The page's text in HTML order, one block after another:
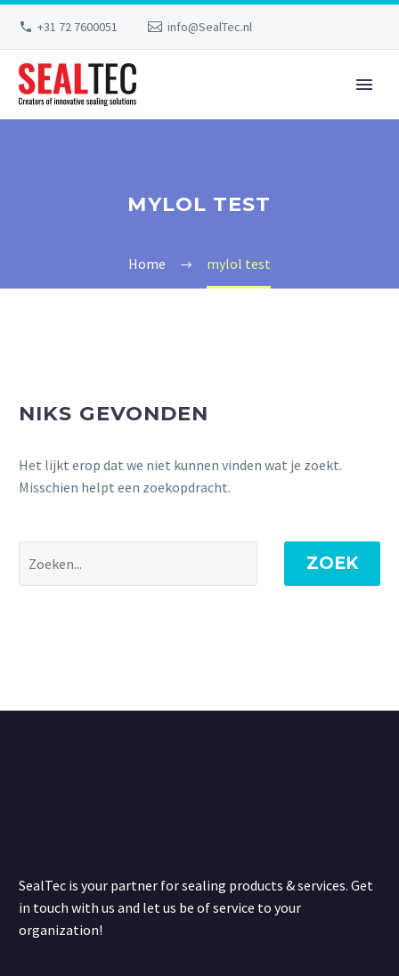
+31 72 7600051 info@SealTec.nl
MYLOL TEST
Home mylol test
NIKS GEVONDEN
Het lijkt erop dat we niet kunnen vinden wat je zoekt.
Misschien helpt een zoekopdracht.
ZOEK
SealTec is your partner for sealing products & services. Get
in touch with us and let us be of service to your
organization!